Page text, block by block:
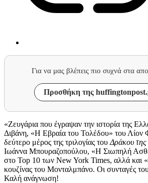
Για να μας βλέπεις πιο συχνά στα
Προσθήκη της
«Ζευγάρια που έγραψαν την ιστορία της
Διβάνη, «Η Εβραία του Τολέδου» του Λίον
δεύτερο μέρος της τριλογίας του Δράκου
Ιωάννα Μπουραζοπούλου, «Η Σιωπηλή
στο Top 10 των New York Times, αλλά και
κουζίνας του Μονταλμπάνο. Οι συνταγές
Καλή ανάγνωση!